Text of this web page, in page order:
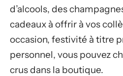
d’alcools, des
cadeaux à offrir à vos
occasion, festivité à titre
personnel, vous pouvez
crus dans la boutique.